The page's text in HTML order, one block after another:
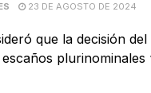
23 DE AGOSTO DE 2024
que la decisión
plurinominales